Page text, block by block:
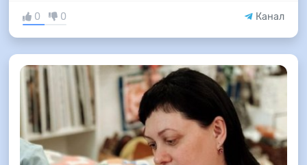
0 0 Канал